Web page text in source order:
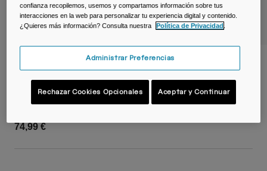
Ver todo
Mochila de hidratación Classic™ Light 4 L
con depósito de 2 L
N.º de artículo
74,99 €
confianza recopilemos, usemos y compartamos información sobre tus
interacciones en la web para personalizar tu experiencia digital y contenido.
¿Quieres más información? Consulta nuestra
Política de Privacidad
Administrar Preferencias
Rechazar Cookies Opcionales Aceptar y Continuar